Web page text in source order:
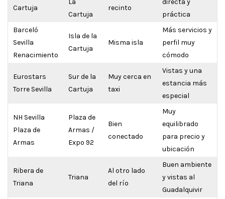
Cartuja
La
Cartuja
recinto
directa y
práctica
Barceló
Sevilla
Renacimiento
Isla de la
Cartuja
Misma isla
Más servicios y
perfil muy
cómodo
Eurostars
Torre Sevilla
Sur de la
Cartuja
Muy cerca en
taxi
Vistas y una
estancia más
especial
NH Sevilla
Plaza de
Armas
Plaza de
Armas /
Expo 92
Bien
conectado
Muy
equilibrado
para precio y
ubicación
Ribera de
Triana
Triana
Al otro lado
del río
Buen ambiente
y vistas al
Guadalquivir